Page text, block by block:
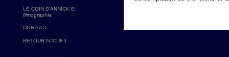
LE COIN D'ANNICK B.
filmographie
CONTACT
RETOUR ACCUEIL